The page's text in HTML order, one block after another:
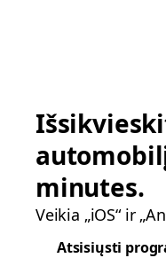
minutes.
Veikia „iOS“ ir
Atsisiųsti